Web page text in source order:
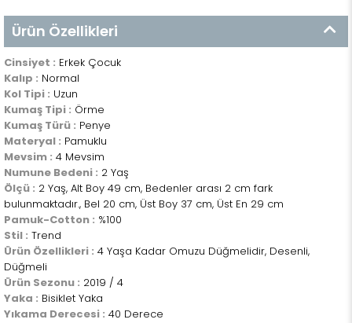
Ürün Özellikleri
Cinsiyet : Erkek Çocuk
Kalıp : Normal
Kol Tipi : Uzun
Kumaş Tipi : Örme
Kumaş Türü : Penye
Materyal : Pamuklu
Mevsim : 4 Mevsim
Numune Bedeni : 2 Yaş
Ölçü : 2 Yaş, Alt Boy 49 cm, Bedenler arası 2 cm fark
bulunmaktadır., Bel 20 cm, Üst Boy 37 cm, Üst En 29 cm
Pamuk-Cotton : %100
Stil : Trend
Ürün Özellikleri : 4 Yaşa Kadar Omuzu Düğmelidir, Desenli,
Düğmeli
Ürün Sezonu : 2019 / 4
Yaka : Bisiklet Yaka
Yıkama Derecesi : 40 Derece